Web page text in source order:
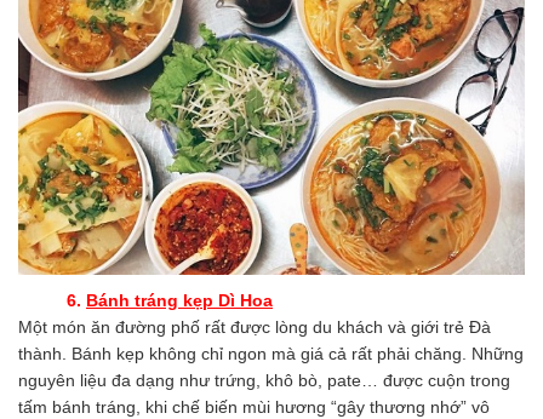
6. Bánh tráng kẹp Dì Hoa
Một món ăn đường phố rất được lòng du khách và giới trẻ Đà
thành. Bánh kẹp không chỉ ngon mà giá cả rất phải chăng. Những
nguyên liệu đa dạng như trứng, khô bò, pate… được cuộn trong
tấm bánh tráng, khi chế biến mùi hương “gây thương nhớ” vô